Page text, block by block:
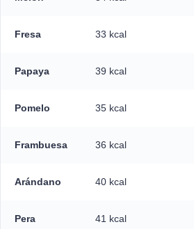
Fresa 33 kcal
Papaya 39 kcal
Pomelo 35 kcal
Frambuesa 36 kcal
Arándano 40 kcal
Pera 41 kcal